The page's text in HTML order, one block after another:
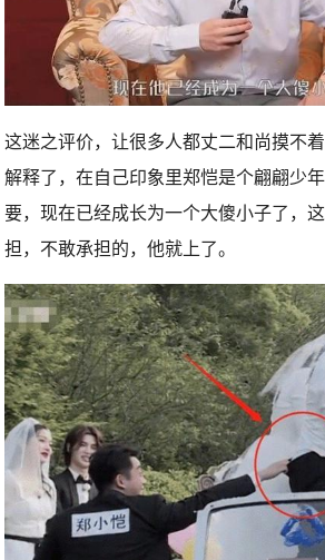
这迷之评价，让很多人都丈二和尚摸不
解释了，在自己印象里郑恺是个翩翩少
要，现在已经成长为一个大傻小子了，
担，不敢承担的，他就上了。